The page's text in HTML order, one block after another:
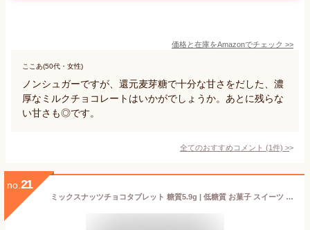
価格と在庫をAmazonでチェック >>
ここあ(50代・女性)
ノンシュガーですが、還元麦芽糖で十分な甘さをだした、濃
厚なミルクチョコレートはいかがでしょうか。あとに残らな
い甘さも◎です。
全てのおすすめコメント (1件) >
no. 21
ミックスナッツチョコタブレット 糖質5.9g | 低糖質 お菓子 スイーツ 低糖質おやつ 糖質制限 ロカボ 糖質オフ フスボン 無添加 食品 手作り くるみ 胡桃 ヘーゼルナッツ アーモンド ミックスナッツ 無糖 チョコレート カカオ70%以上 砂糖不使用 高カカオ